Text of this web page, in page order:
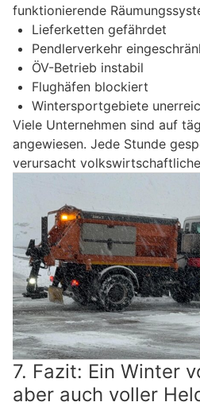
funktionierende
Lieferketten gefährdet
Pendlerverkehr
ÖV-Betrieb instabil
Flughäfen blockiert
Wintersportgebiete
Viele Unternehmen sind auf
angewiesen. Jede Stunde
verursacht
7. Fazit: Ein Winter
aber auch voller